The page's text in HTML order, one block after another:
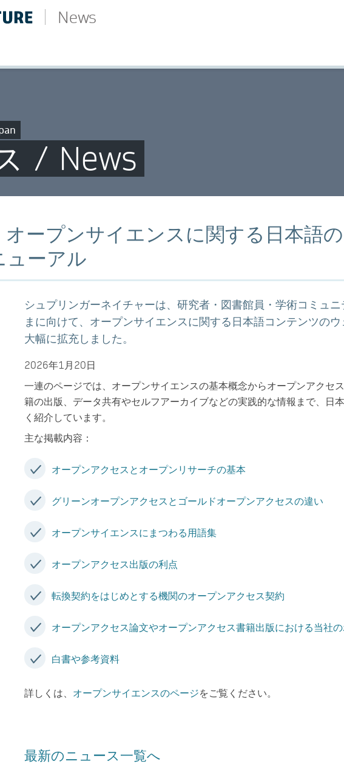
News
/ News
オープンサイエンスに関する日本語
ューアル
シュプリンガーネイチャーは、研究者・図書館員・学術コミュニ
まに向けて、オープンサイエンスに関する日本語コンテンツの
大幅に拡充しました。
2026年1月20日
一連のページでは、オープンサイエンスの基本概念からオープンアクセ
籍の出版、データ共有やセルフアーカイブなどの実践的な情報まで、日
く紹介しています。
主な掲載内容：
オープンアクセスとオープンリサーチの基本
グリーンオープンアクセスとゴールドオープンアクセスの違い
オープンサイエンスにまつわる用語集
オープンアクセス出版の利点
転換契約をはじめとする機関のオープンアクセス契約
オープンアクセス論文やオープンアクセス書籍出版における当社
白書や参考資料
詳しくは、 オープンサイエンスのページをご覧ください。
最新のニュース一覧へ